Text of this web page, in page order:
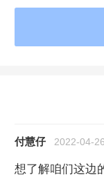
付慧仔 2022-04-
想了解咱们这边